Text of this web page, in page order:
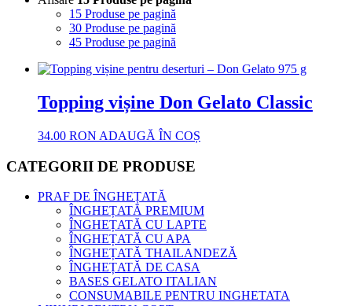
15 Produse pe pagină
30 Produse pe pagină
45 Produse pe pagină
Topping vișine Don Gelato Classic
34.00 RON ADAUGĂ ÎN COȘ
CATEGORII DE PRODUSE
PRAF DE ÎNGHEȚATĂ
ÎNGHEȚATĂ PREMIUM
ÎNGHEȚATĂ CU LAPTE
ÎNGHEȚATĂ CU APA
ÎNGHEȚATĂ THAILANDEZĂ
ÎNGHEȚATĂ DE CASA
BASES GELATO ITALIAN
CONSUMABILE PENTRU INGHETATA